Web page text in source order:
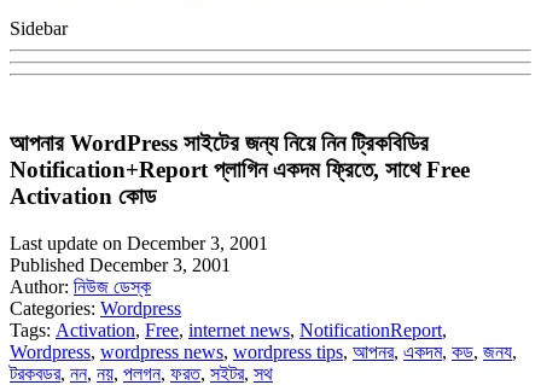
Sidebar
আপনার WordPress সাইটের জন্য নিয়ে নিন ট্রিকবিডির
Notification+Report প্লাগিন একদম ফ্রিতে, সাথে Free
Activation কোড
Last update on December 3, 2001
Published December 3, 2001
Author: নিউজ ডেস্ক
Categories: Wordpress
Tags: Activation, Free, internet news, NotificationReport,
Wordpress, wordpress news, wordpress tips, আপনর, একদম, কড, জনয,
টরকবডর, নন, নয়, পলগন, ফরত, সইটর, সথ